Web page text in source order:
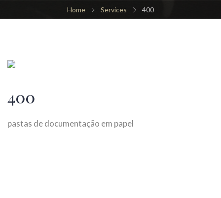
Home Services 400
400
pastas de documentação em papel